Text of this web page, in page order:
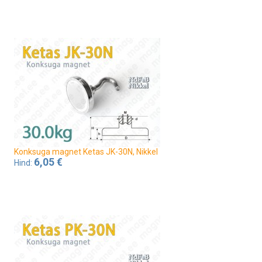
Konksuga magnet Ketas JK-30N, Nikkel
Hind: 6,05 €